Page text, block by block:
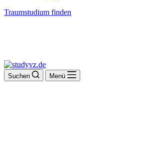
Traumstudium finden
Suchen Menü